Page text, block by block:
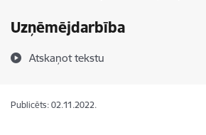
Uzņēmējdarbība
Atskaņot tekstu
Publicēts: 02.11.2022.